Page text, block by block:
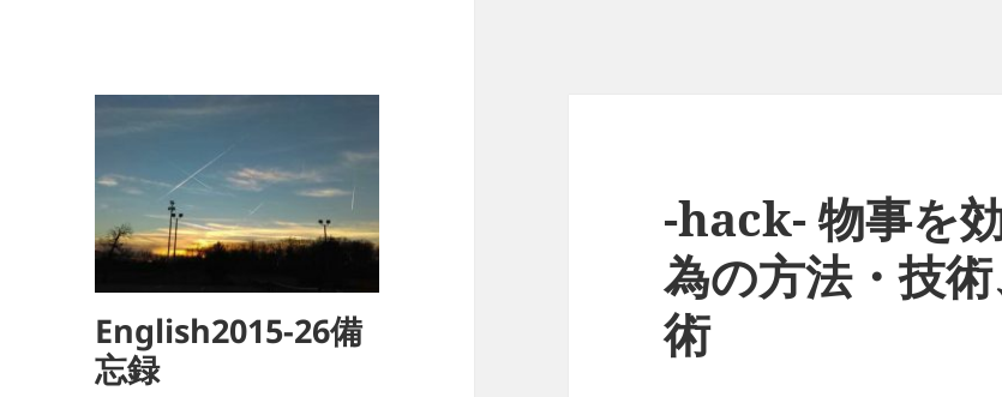
English2015-26備
忘録
-hack- 物事を
為の方法・技
術